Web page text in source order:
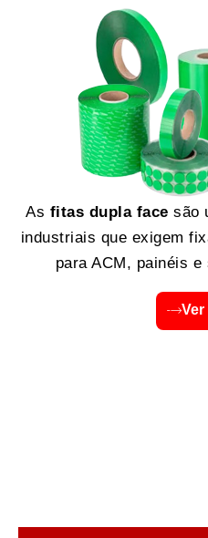
As fitas dupla face são
industriais que exigem
para ACM, painéis